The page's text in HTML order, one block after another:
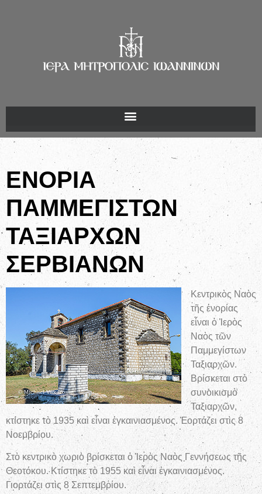
ΕΝΟΡΙΑ
ΠΑΜΜΕΓΙΣΤΩΝ
ΤΑΞΙΑΡΧΩΝ
ΣΕΡΒΙΑΝΩΝ
Κεντρικὸς Ναὸς
τῆς ἐνορίας
εἶναι ὁ Ἱερὸς
Ναὸς τῶν
Παμμεγίστων
Ταξιαρχῶν.
Βρίσκεται στὸ
συνοικισμὸ
Ταξιαρχῶν,
κτίστηκε τὸ 1935 καὶ εἶναι ἐγκαινιασμένος. Ἑορτάζει στὶς 8
Νοεμβρίου.
Στὸ κεντρικὸ χωριὸ βρίσκεται ὁ Ἱερὸς Ναὸς Γεννήσεως τῆς
Θεοτόκου. Κτίστηκε τὸ 1955 καὶ εἶναι ἐγκαινιασμένος.
Γιορτάζει στὶς 8 Σεπτεμβρίου.